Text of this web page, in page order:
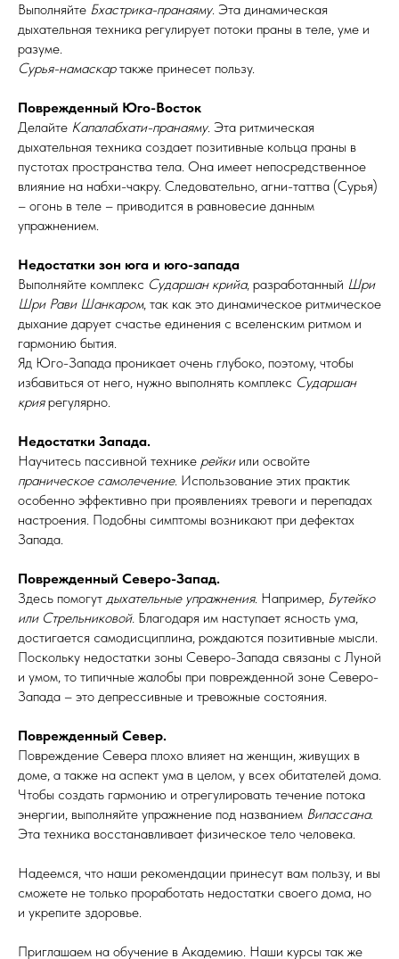
Выполняйте Бхастрика-пранаяму. Эта динамическая
дыхательная техника регулирует потоки праны в теле, уме и
разуме.
Сурья-намаскартакже принесет пользу.
Поврежденный Юго-Восток
Делайте Капалабхати-пранаяму. Эта ритмическая
дыхательная техника создает позитивные кольца праны в
пустотах пространства тела. Она имеет непосредственное
влияние на набхи-чакру. Следовательно, агни-таттва (Сурья)
– огонь в теле – приводится в равновесие данным
упражнением.
Недостатки зон юга и юго-запада
Выполняйте комплекс Сударшан крийа, разработанный Шри
Шри Рави Шанкаром, так как это динамическое ритмическое
дыхание дарует счастье единения с вселенским ритмом и
гармонию бытия.
Яд Юго-Запада проникает очень глубоко, поэтому, чтобы
избавиться от него, нужно выполнять комплекс Сударшан
криярегулярно.
Недостатки Запада.
Научитесь пассивной технике рейкиили освойте
праническое самолечение. Использование этих практик
особенно эффективно при проявлениях тревоги и перепадах
настроения. Подобны симптомы возникают при дефектах
Запада.
Поврежденный Северо-Запад.
Здесь помогут дыхательные упражнения. Например, Бутейко
или Стрельниковой. Благодаря им наступает ясность ума,
достигается самодисциплина, рождаются позитивные мысли.
Поскольку недостатки зоны Северо-Запада связаны с Луной
и умом, то типичные жалобы при поврежденной зоне Северо-
Запада – это депрессивные и тревожные состояния.
Поврежденный Север.
Повреждение Севера плохо влияет на женщин, живущих в
доме, а также на аспект ума в целом, у всех обитателей дома.
Чтобы создать гармонию и отрегулировать течение потока
энергии, выполняйте упражнение под названием Випассана.
Эта техника восстанавливает физическое тело человека.
Надеемся, что наши рекомендации принесут вам пользу, и вы
сможете не только проработать недостатки своего дома, но
и укрепите здоровье.
Приглашаем на обучение в Академию. Наши курсы так же